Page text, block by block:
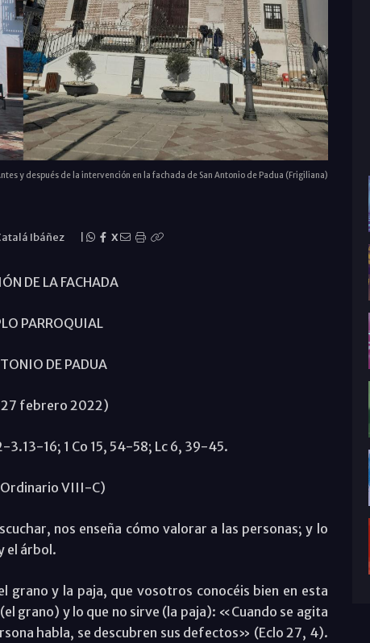
y después de la intervención en la fachada de San Antonio de Padua (Frigiliana)
Ibáñez X
DE LA FACHADA
PARROQUIAL
DE PADUA
febrero 2022)
3.13-16; 1 Co 15, 54-58; Lc 6, 39-45.
VIII-C)
nos enseña cómo valorar a las personas; y lo
el árbol.
grano y la paja, que vosotros conocéis bien en esta
grano) y lo que no sirve (la paja): «Cuando se agita
habla, se descubren sus defectos» (Eclo 27, 4).